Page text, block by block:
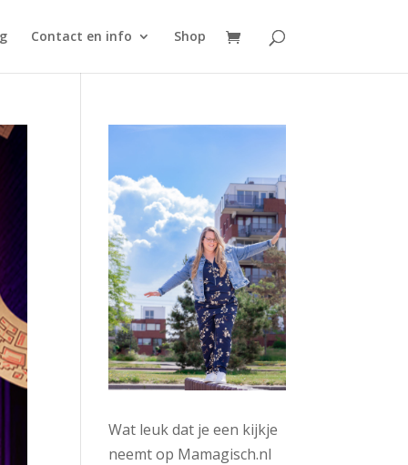
Contact en info Shop
Wat leuk dat je een kijkje
neemt op Mamagisch.nl